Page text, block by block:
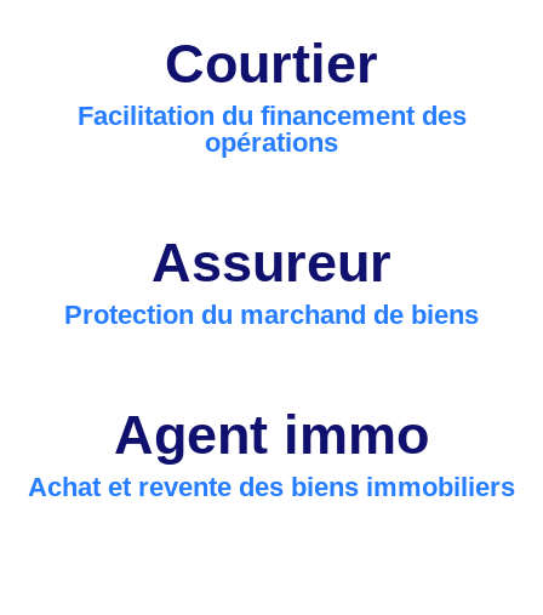
Courtier
Facilitation du financement des
opérations
Assureur
Protection du marchand de biens
Agent immo
Achat et revente des biens immobiliers